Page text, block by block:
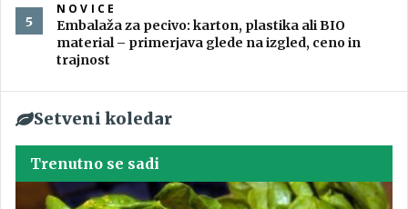
NOVICE
Embalaža za pecivo: karton, plastika ali BIO
material – primerjava glede na izgled, ceno in
trajnost
Setveni koledar
Trenutno se sadi